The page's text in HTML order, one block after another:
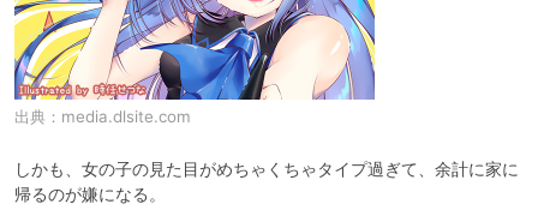
出典： media.dlsite.com
しかも、女の子の見た目がめちゃくちゃタイプ過ぎて、余計に家に
帰るのが嫌になる。